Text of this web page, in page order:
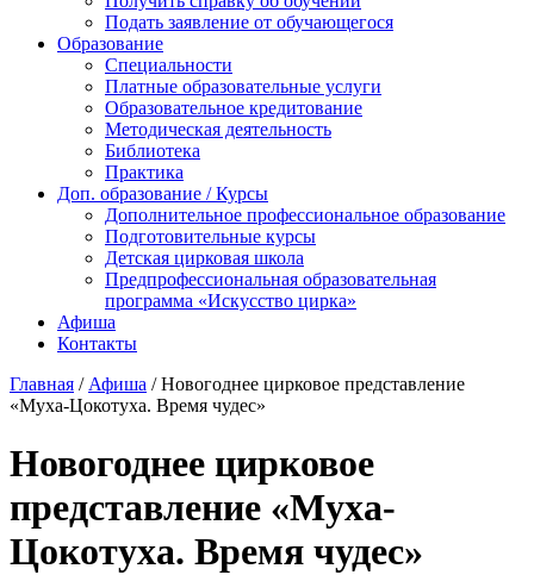
Подать заявление от обучающегося
Образование
Специальности
Платные образовательные услуги
Образовательное кредитование
Методическая деятельность
Библиотека
Практика
Доп. образование / Курсы
Дополнительное профессиональное образование
Подготовительные курсы
Детская цирковая школа
Предпрофессиональная образовательная
программа «Искусство цирка»
Афиша
Контакты
Главная / Афиша /Новогоднее цирковое представление
«Муха-Цокотуха. Время чудес»
Новогоднее цирковое
представление «Муха-
Цокотуха. Время чудес»